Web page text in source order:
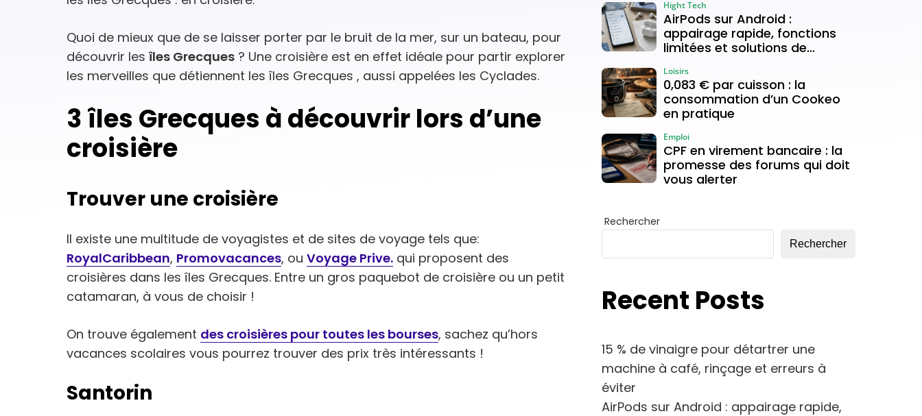
Quoi de mieux que de se laisser porter par le bruit de la mer, sur un bateau, pour
découvrir les îles Grecques ? Une croisière est en effet idéale pour partir explorer
les merveilles que détiennent les îles Grecques , aussi appelées les Cyclades.
3 îles Grecques à découvrir lors d’une
croisière
Trouver une croisière
Il existe une multitude de voyagistes et de sites de voyage tels que:
RoyalCaribbean, Promovacances, ou Voyage Prive. qui proposent des
croisières dans les îles Grecques. Entre un gros paquebot de croisière ou un petit
catamaran, à vous de choisir !
On trouve également des croisières pour toutes les bourses, sachez qu’hors
vacances scolaires vous pourrez trouver des prix très intéressants !
Santorin
AirPods sur Android :
appairage rapide, fonctions
limitées et solutions de
Hight Tech
0,083 € par cuisson : la
consommation d’un Cookeo
en pratique
Loisirs
CPF en virement bancaire : la
promesse des forums qui doit
vous alerter
Emploi
Rechercher
Rechercher
Recent Posts
15 % de vinaigre pour détartrer une
machine à café, rinçage et erreurs à
éviter
AirPods sur Android : appairage rapide,